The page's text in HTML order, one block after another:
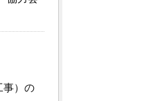
事）の